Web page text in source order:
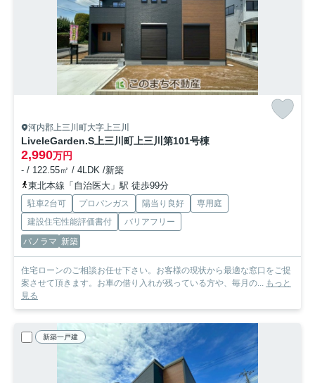
河内郡上三川町大字上三川
LiveleGarden.S上三川町上三川第101号棟
2,990万円
- / 122.55㎡ / 4LDK /新築
東北本線「自治医大」駅 徒歩99分
駐車2台可 プロパンガス 陽当り良好
専用庭
建設住宅性能評価書付
バリアフリー
パノラマ 新築
住宅ローンのご相談お任せ下さい。お客様の現状から最適な窓口をご提
案させて頂きます。お車の借り入れが残っている方や、毎月の... もっと
見る
新築一戸建